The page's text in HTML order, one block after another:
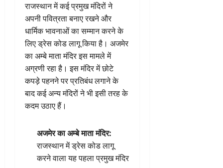
राजस्थान में कई प्रमुख मंदिरों ने
अपनी पवित्रता बनाए रखने और
धार्मिक भावनाओं का सम्मान करने के
लिए ड्रेस कोड लागू किया है। अजमेर
का अम्बे माता मंदिर इस मामले में
अग्रणी रहा है। इस मंदिर में छोटे
कपड़े पहनने पर प्रतिबंध लगाने के
बाद कई अन्य मंदिरों ने भी इसी तरह के
कदम उठाए हैं।
अजमेर का अम्बे माता मंदिर:
राजस्थान में ड्रेस कोड लागू
करने वाला यह पहला प्रमुख मंदिर